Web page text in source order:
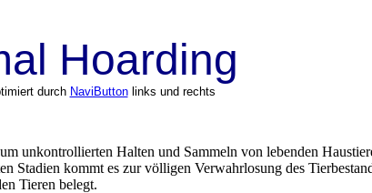
Hoarding
durch NaviButtonlinks und rechts
unkontrollierten Halten und Sammeln von lebenden
Stadien kommt es zur völligen Verwahrlosung des
Tieren belegt.